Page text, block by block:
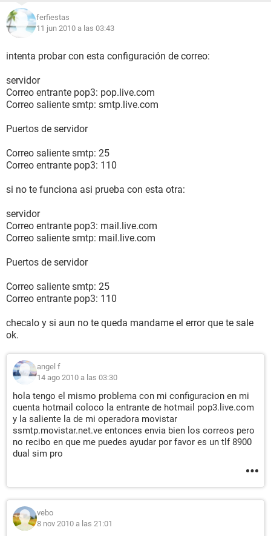
ferfiestas
11 jun 2010 a las 03:43
intenta probar con esta configuración de correo:
servidor
Correo entrante pop3: pop.live.com
Correo saliente smtp: smtp.live.com
Puertos de servidor
Correo saliente smtp: 25
Correo entrante pop3: 110
si no te funciona asi prueba con esta otra:
servidor
Correo entrante pop3: mail.live.com
Correo saliente smtp: mail.live.com
Puertos de servidor
Correo saliente smtp: 25
Correo entrante pop3: 110
checalo y si aun no te queda mandame el error que te sale
ok.
angel f
14 ago 2010 a las 03:30
hola tengo el mismo problema con mi configuracion en mi
cuenta hotmail coloco la entrante de hotmail pop3.live.com
y la saliente la de mi operadora movistar
ssmtp.movistar.net.ve entonces envia bien los correos pero
no recibo en que me puedes ayudar por favor es un tlf 8900
dual sim pro
vebo
8 nov 2010 a las 21:01